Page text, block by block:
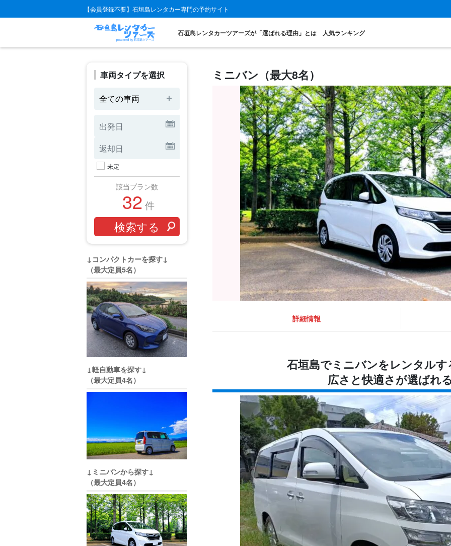
【会員登録不要】石垣島レンタカー専門の予約サイト
石垣島レンタカーツアーズが「選ばれる理由」とは 人気ランキング
車両タイプを選択
全ての車両
未定
該当プラン数
32 件
↓コンパクトカーを探す↓
（最大定員5名）
↓軽自動車を探す↓
（最大定員4名）
↓ミニバンから探す↓
（最大定員4名）
ミニバン（最大8名）
詳細情報
石垣島でミニバンをレンタル
広さと快適さが選ばれ